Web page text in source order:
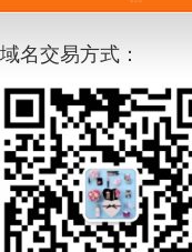
域名交易方式：